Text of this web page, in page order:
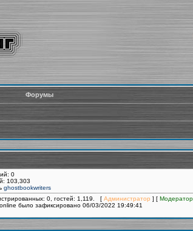
Форумы
0
103,303
ghostbookwriters
0, гостей: 1,119. [ Администратор ] [ Модератор
было зафиксировано 06/03/2022 19:49:41